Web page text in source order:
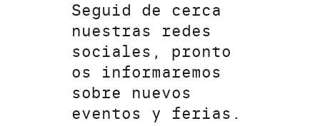
Seguid de cerca
nuestras redes
sociales, pronto
os informaremos
sobre nuevos
eventos y ferias.